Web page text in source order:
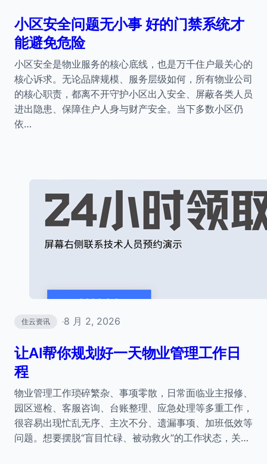
小区安全问题无小事 好的门禁系统才
能避免危险
小区安全是物业服务的核心底线，也是万千住户最关心的
核心诉求。无论品牌规模、服务层级如何，所有物业公司
的核心职责，都离不开守护小区出入安全、屏蔽各类人员
进出隐患、保障住户人身与财产安全。当下多数小区仍
依…
住云资讯 ·8 月 2, 2026
让AI帮你规划好一天物业管理工作日
程
物业管理工作琐碎繁杂、事项零散，日常面临业主报修、
园区巡检、客服咨询、台账整理、应急处理等多重工作，
很容易出现忙乱无序、主次不分、遗漏事项、加班低效等
问题。想要摆脱“盲目忙碌、被动救火”的工作状态，关…